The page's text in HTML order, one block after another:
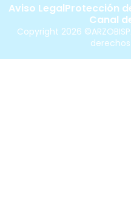
Copyright 2026
Aviso LegalProtección
Canal